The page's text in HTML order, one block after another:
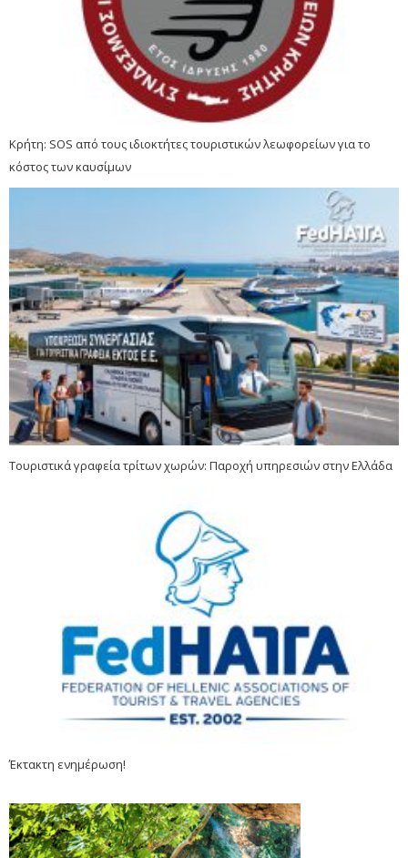
Κρήτη: SOS από τους ιδιοκτήτες τουριστικών λεωφορείων για το
κόστος των καυσίμων
Τουριστικά γραφεία τρίτων χωρών: Παροχή υπηρεσιών στην Ελλάδα
Έκτακτη ενημέρωση!